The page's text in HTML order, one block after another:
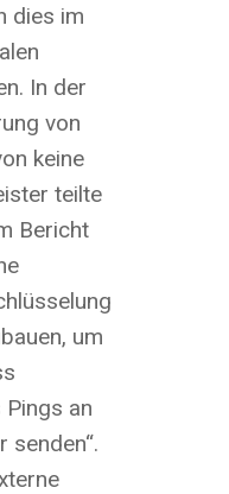
dies im
In der
von
keine
teilte
Bericht
um
Pings an
senden“.